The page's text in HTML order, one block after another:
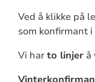
Ved å klikke på
som konfirmant
Vi harto linjerå